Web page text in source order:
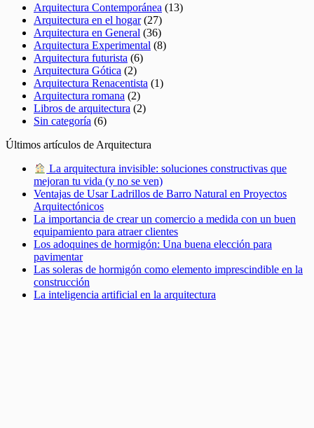
Arquitectura Contemporánea (13)
Arquitectura en el hogar(27)
Arquitectura en General (36)
Arquitectura Experimental (8)
Arquitectura futurista (6)
Arquitectura Gótica (2)
Arquitectura Renacentista (1)
Arquitectura romana (2)
Libros de arquitectura (2)
Sin categoría (6)
Últimos artículos de Arquitectura
La arquitectura invisible: soluciones constructivas que
mejoran tu vida (y no se ven)
Ventajas de Usar Ladrillos de Barro Natural en Proyectos
Arquitectónicos
La importancia de crear un comercio a medida con un buen
equipamiento para atraer clientes
Los adoquines de hormigón: Una buena elección para
pavimentar
Las soleras de hormigón como elemento imprescindible en la
construcción
La inteligencia artificial en la arquitectura